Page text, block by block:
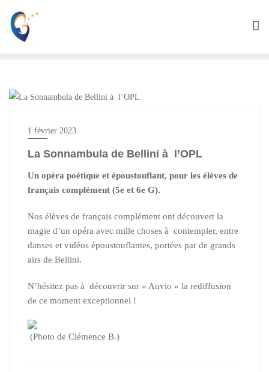
1 février 2023
La Sonnambula de Bellini à l’OPL
Un opéra poétique et époustouflant, pour les élèves de
français complément (5e et 6e G).
Nos élèves de français complément ont découvert la
magie d’un opéra avec mille choses à contempler, entre
danses et vidéos époustouflantes, portées par de grands
airs de Bellini.
N’hésitez pas à découvrir sur « Auvio » la rediffusion
de ce moment exceptionnel !
(Photo de Clémence B.)